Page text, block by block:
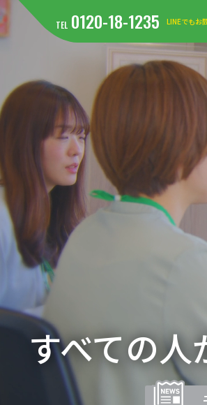
TEL 0120-18-1235 LINEでもお
すべての